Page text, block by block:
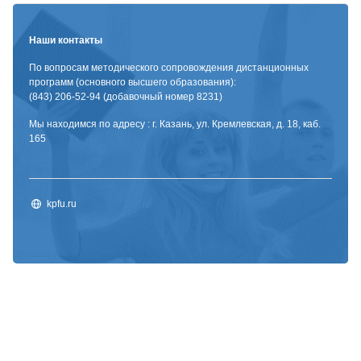
Наши контакты
По вопросам методического сопровождения дистанционных
программ (основного высшего образования):
(843) 206-52-94 (добавочный номер 8231)
Мы находимся по адресу : г. Казань, ул. Кремлевская, д. 18, каб.
165
kpfu.ru